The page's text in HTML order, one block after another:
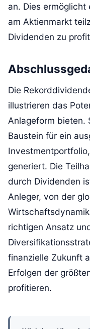
an. Dies ermöglicht
am Aktienmarkt
Dividenden zu
Die
illustrieren das
Anlageform bieten.
Baustein für ein
generiert. Die
durch Dividenden
Anleger, von der
richtigen Ansatz
finanzielle Zukunft
Erfolgen der
profitieren.